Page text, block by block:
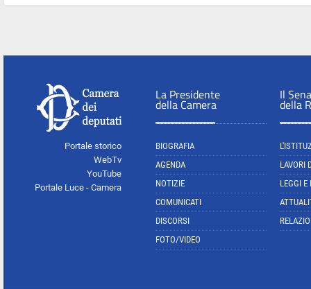
Portale storico
WebTv
YouTube
Portale Luce - Camera
La Presidente
della Camera
BIOGRAFIA
AGENDA
NOTIZIE
COMUNICATI
DISCORSI
FOTO/VIDEO
Il
della
LAVORI
LEGGI E